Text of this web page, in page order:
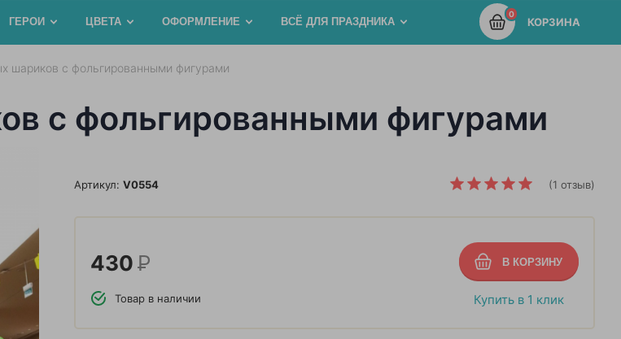
0
КОРЗИНА
ГЕРОИ ЦВЕТА ОФОРМЛЕНИЕ ВСЁ ДЛЯ ПРАЗДНИКА
шариков с фольгированными фигурами
с фольгированными фигурами
(1 отзыв)
Артикул: V0554
Купить в 1 клик
430Р
Товар в наличии